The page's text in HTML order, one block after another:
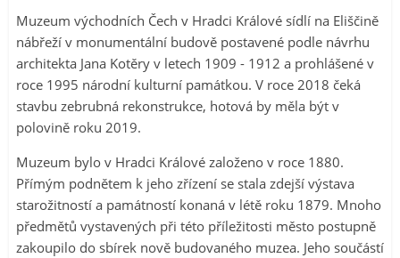
Muzeum východních Čech v Hradci Králové sídlí na Eliščině
nábřeží v monumentální budově postavené podle návrhu
architekta Jana Kotěry v letech 1909 - 1912 a prohlášené v
roce 1995 národní kulturní památkou. V roce 2018 čeká
stavbu zebrubná rekonstrukce, hotová by měla být v
polovině roku 2019.
Muzeum bylo v Hradci Králové založeno v roce 1880.
Přímým podnětem k jeho zřízení se stala zdejší výstava
starožitností a památností konaná v létě roku 1879. Mnoho
předmětů vystavených při této příležitosti město postupně
zakoupilo do sbírek nově budovaného muzea. Jeho součástí